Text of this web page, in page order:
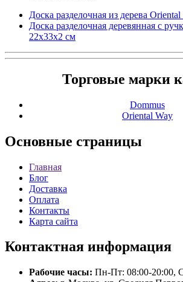
Доска разделочная из дерева
Доска разделочная деревянная с
22х33х2 см
Торговые марки
Dommus
Oriental Way
Основные страницы
Главная
Блог
Доставка
Оплата
Контакты
Карта сайта
Контактная информация
Рабочие часы: Пн-Пт: 08:00-20:00,